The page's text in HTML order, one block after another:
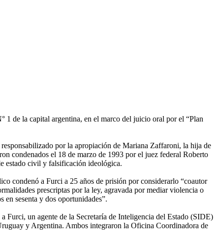
1 de la capital argentina, en el marco del juicio oral por el “Plan
por la apropiación de Mariana Zaffaroni, la hija de
condenados el 18 de marzo de 1993 por el juez federal Roberto
estado civil y falsificación ideológica.
condenó a Furci a 25 años de prisión por considerarlo “coautor
prescriptas por la ley, agravada por mediar violencia o
en sesenta y dos oportunidades”.
Furci, un agente de la Secretaría de Inteligencia del Estado (SIDE)
y Argentina. Ambos integraron la Oficina Coordinadora de